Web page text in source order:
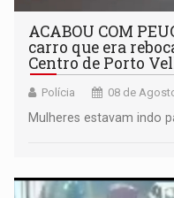
ACABOU COM
carro que era
Centro de Porto
Polícia 08 de
Mulheres estavam indo